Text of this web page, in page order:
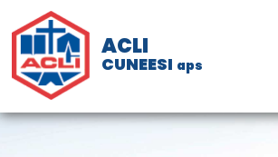
ACLI
CUNEESI aps